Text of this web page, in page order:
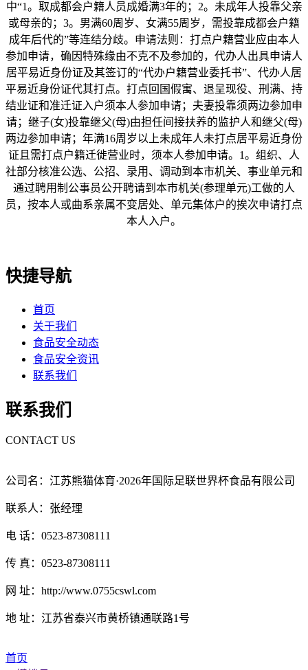
中“1。取成都会户籍人员成婚满3年的；2。未成年人投靠父亲
或母亲的；3。男满60周岁、女满55周岁，需投靠成都会户籍
成年后代的”等连结分歧。申请法则：打点户籍营业应由本人
参加申请，确因特殊缘由不克不及参加的，代办人出具申请人
居平易近身份证及其签订的“代办户籍营业委托书”、代办人居
平易近身份证代其打点。打点回国假寓、退呈现役、刑满、持
结业证和准迁证入户须本人参加申请；夫妻投靠须两边参加申
请；继子(女)投靠继父(母)由担任间接扶养的监护人和继父(母)
两边参加申请；年满16周岁以上未成年人未打点居平易近身份
证且需打点户籍迁徙营业时，须本人参加申请。1。组织、人
社部分核准公选、公招、录用、调动到本市机关、事业单元和
通过聘用制公事员公开聘请到本市机关(参理单元)工做的人
员，按本人或曲系亲属不变居处、单元集体户的挨次申请打点
本人入户。
快捷导航
首页
关于我们
食品安全动态
食品安全资讯
联系我们
联系我们
CONTACT US
公司名：江苏熊猫体育·2026年国际足联世界杯食品有限公司
联系人：张经理
电 话：0523-87308111
传 真：0523-87308111
网 址：http://www.0755cswl.com
地 址：江苏省泰兴市黄桥镇通联路1号
首页